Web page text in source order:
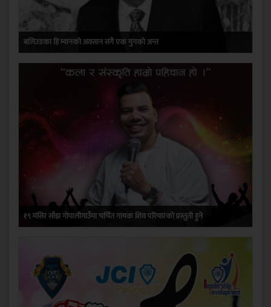
बलिउडका हि म्यानको अवसान संगै एक युगको अन्त
१९ मंसिर साँझ गोपालीगाउँमा चर्चित गायक शिव परियारको प्रस्तुती हुने